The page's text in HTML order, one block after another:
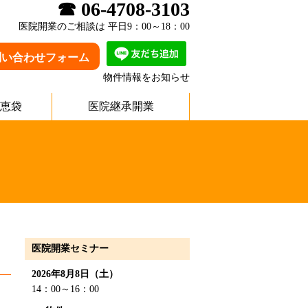
☎ 06-4708-3103
医院開業のご相談は 平日9：00～18：00
合わせフォーム
物件情報をお知らせ
袋 医院継承開業
医院開業セミナー
2026年8月8日（土）
14：00～16：00